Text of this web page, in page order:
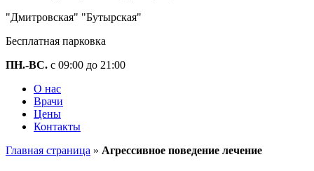
"Дмитровская" "Бутырская"
Бесплатная парковка
ПН.-ВС. с 09:00 до 21:00
О нас
Врачи
Цены
Контакты
Главная страница » Агрессивное поведение лечение